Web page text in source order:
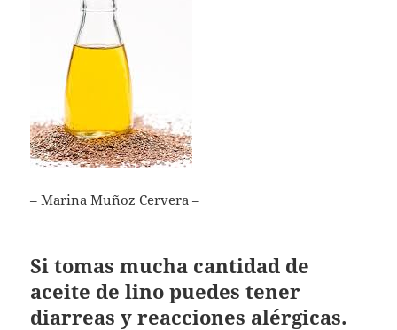
– Marina Muñoz Cervera –
Si tomas mucha cantidad de
aceite de lino puedes tener
diarreas y reacciones alérgicas.